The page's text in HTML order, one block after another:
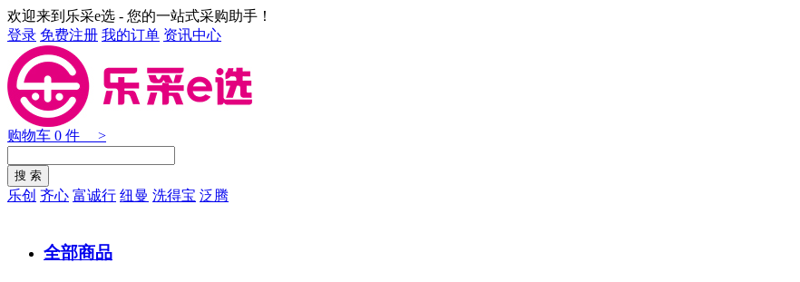
欢迎来到乐采e选 - 您的一站式采购助手！
登录 免费注册 我的订单 资讯中心
购物车 0 件 >
乐创 齐心 富诚行 纽曼 洗得宝 泛腾
全部商品